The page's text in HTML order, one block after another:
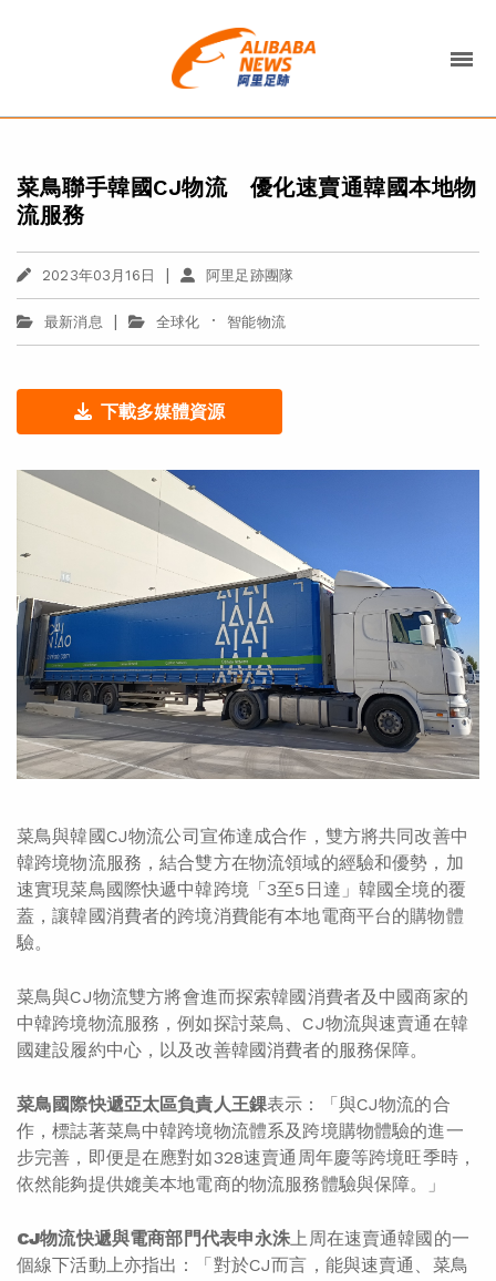
菜鳥聯手韓國CJ物流 優化速賣通韓國本地物
流服務
2023年03月16日 | 阿里足跡團隊
最新消息 | 全球化 · 智能物流
下載多媒體資源
菜鳥與韓國CJ物流公司宣佈達成合作，雙方將共同改善中
韓跨境物流服務，結合雙方在物流領域的經驗和優勢，加
速實現菜鳥國際快遞中韓跨境「3至5日達」韓國全境的覆
蓋，讓韓國消費者的跨境消費能有本地電商平台的購物體
驗。
菜鳥與CJ物流雙方將會進而探索韓國消費者及中國商家的
中韓跨境物流服務，例如探討菜鳥、CJ物流與速賣通在韓
國建設履約中心，以及改善韓國消費者的服務保障。
菜鳥國際快遞亞太區負責人王錁表示：「與CJ物流的合
作，標誌著菜鳥中韓跨境物流體系及跨境購物體驗的進一
步完善，即便是在應對如328速賣通周年慶等跨境旺季時，
依然能夠提供媲美本地電商的物流服務體驗與保障。」
CJ物流快遞與電商部門代表申永洙上周在速賣通韓國的一
個線下活動上亦指出：「對於CJ而言，能與速賣通、菜鳥